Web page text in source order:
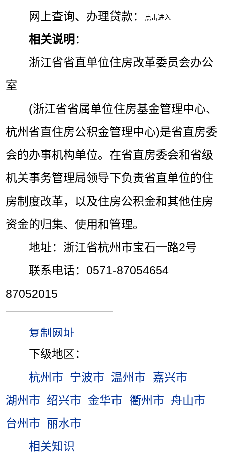
网上查询、办理贷款：
相关说明 ：
浙江省省直单位住房改革委员会办公
室
(浙江省省属单位住房基金管理中心、
杭州省直住房公积金管理中心)是省直房委
会的办事机构单位。在省直房委会和省级
机关事务管理局领导下负责省直单位的住
房制度改革，以及住房公积金和其他住房
资金的归集、使用和管理。
地址：浙江省杭州市宝石一路2号
联系电话：0571-87054654
87052015
下级地区：
杭州市 宁波市 温州市
嘉兴市
湖州市 绍兴市 金华市 衢州市 舟山市
台州市 丽水市
相关知识